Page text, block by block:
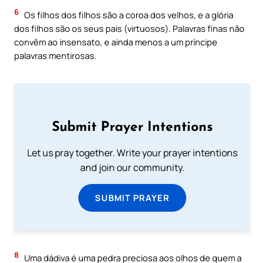
6 Os filhos dos filhos são a coroa dos velhos, e a glória
dos filhos são os seus pais (virtuosos). Palavras finas não
convêm ao insensato, e ainda menos a um príncipe
palavras mentirosas.
Submit Prayer Intentions
Let us pray together. Write your prayer intentions
and join our community.
SUBMIT PRAYER
8
Uma dádiva é uma pedra preciosa aos olhos de quem a